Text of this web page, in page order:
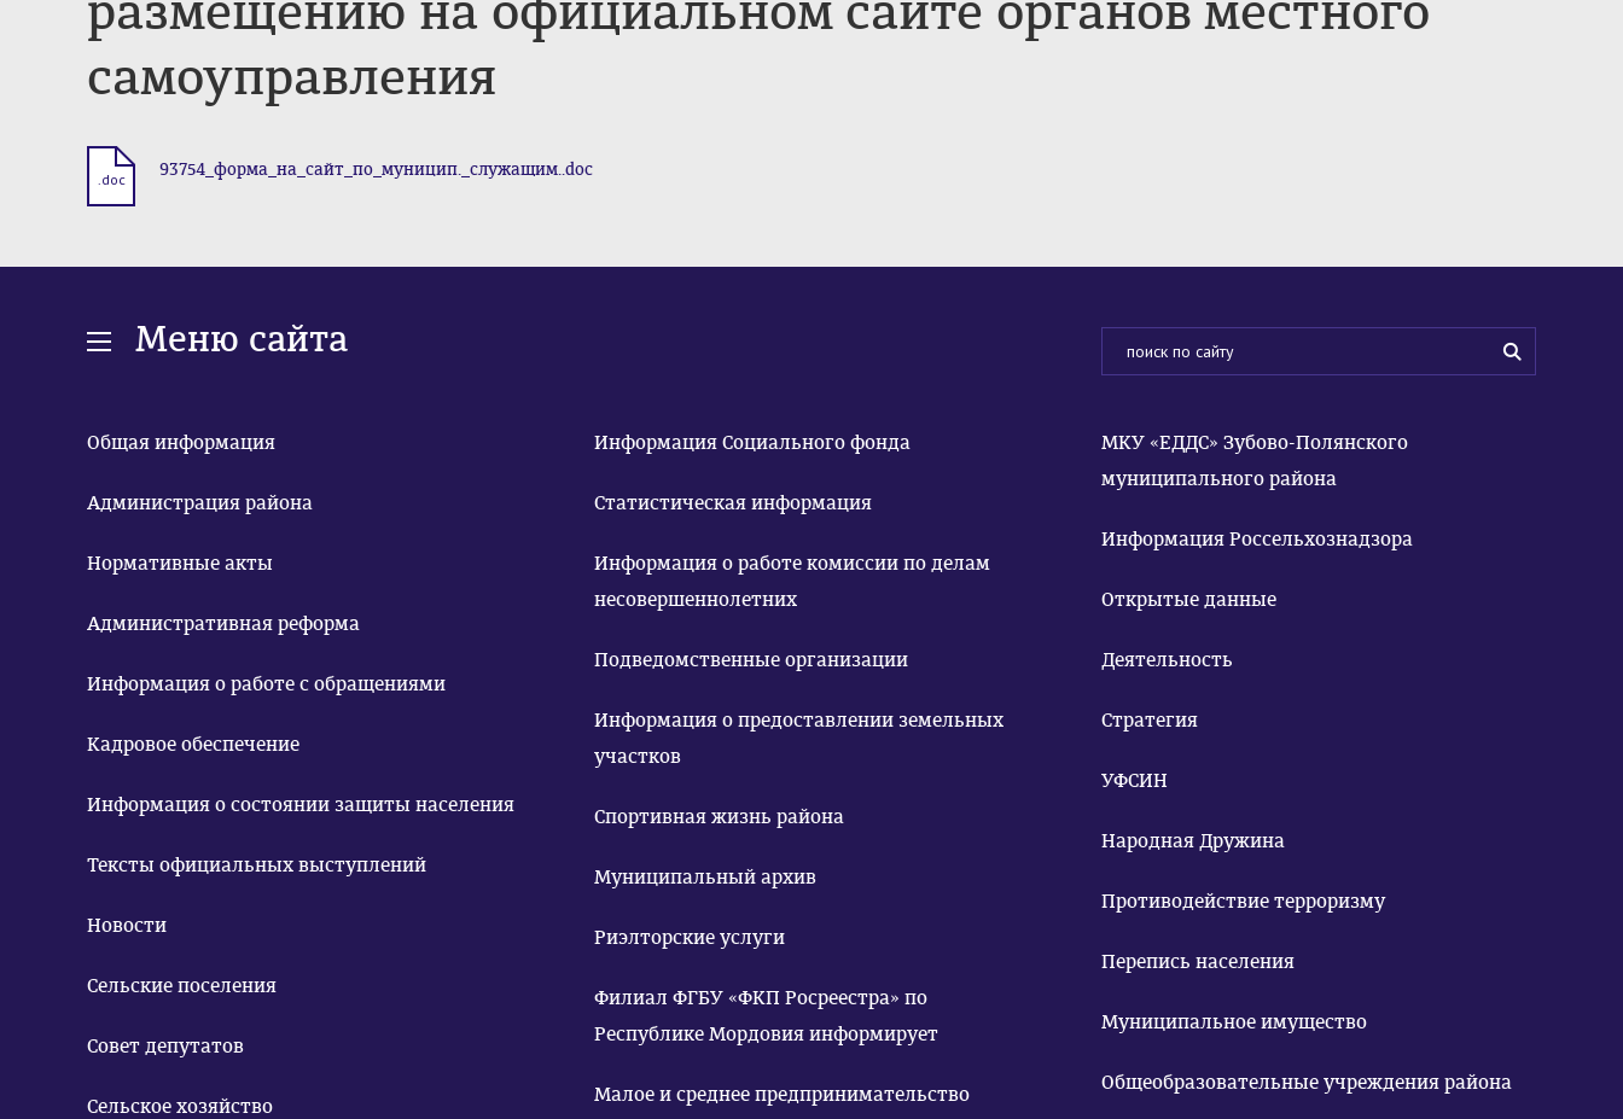
самоуправления
.doc 93754_форма_на_сайт_по_муницип._служащим..doc
Меню сайта
Общая информация
Администрация района
Нормативные акты
Административная реформа
Информация о работе с обращениями
Кадровое обеспечение
Информация о состоянии защиты населения
Тексты официальных выступлений
Новости
Сельские поселения
Совет депутатов
Сельское хозяйство
Информация Социального фонда
Статистическая информация
Информация о работе комиссии по делам
несовершеннолетних
Подведомственные организации
Информация о предоставлении земельных
участков
Спортивная жизнь района
Муниципальный архив
Риэлторские услуги
Филиал ФГБУ «ФКП Росреестра» по
Республике Мордовия информирует
Малое и среднее предпринимательство
МКУ «ЕДДС» Зубово-Полянского
муниципального района
Информация Россельхознадзора
Открытые данные
Деятельность
Стратегия
УФСИН
Народная Дружина
Противодействие терроризму
Перепись населения
Муниципальное имущество
Общеобразовательные учреждения района